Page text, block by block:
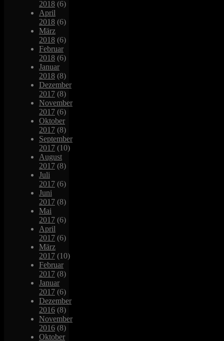
2018 (6)
April
2018 (6)
März
2018 (6)
Februar
2018 (6)
Januar
2018 (8)
Dezember
2017 (8)
November
2017 (6)
Oktober
2017 (8)
September
2017 (10)
August
2017 (8)
Juli
2017 (6)
Juni
2017 (8)
Mai
2017 (6)
April
2017 (6)
März
2017 (10)
Februar
2017 (8)
Januar
2017 (6)
Dezember
2016 (8)
November
2016 (8)
Oktober